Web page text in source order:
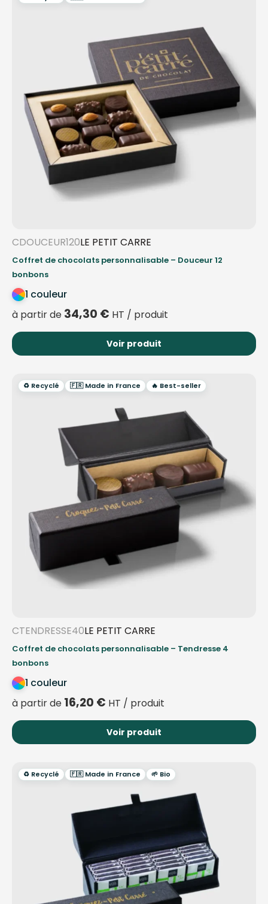
CDOUCEUR120LE PETIT CARRE
Coffret de chocolats personnalisable – Douceur 12
bonbons
1 couleur
à partir de 34,30 € HT / produit
Voir produit
♻️ Recyclé 🇫🇷 Made in France 🔥 Best-seller
CTENDRESSE40LE PETIT CARRE
Coffret de chocolats personnalisable – Tendresse 4
bonbons
1 couleur
à partir de 16,20 € HT / produit
Voir produit
♻️ Recyclé 🇫🇷 Made in France 🌱 Bio